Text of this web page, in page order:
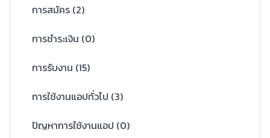
การสมัคร (2)
การชำระเงิน (0)
การรับงาน (15)
การใช้งานแอปทั่วไป (3)
ปัญหาการใช้งานแอป (0)